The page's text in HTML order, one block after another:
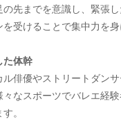
の先までを意識し、緊張
を受けることで集中力を
た体幹
ル俳優やストリートダン
々なスポーツでバレエ経
。